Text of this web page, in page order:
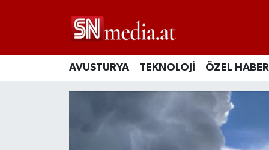
AVUSTURYA TEKNOLOJİ ÖZEL HABER
Avusturya ve Avrupa